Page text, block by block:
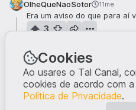
OlheQueNaoSotor 11me
Era um aviso do que para aí
3
Sinto-me mesmo mal
gente se riu e aplaudiu a
intervirem e ajudarem a
vergonha.
2
Cookies
Ao usares o Tal Canal,
cookies de acordo com a
Política de Privacidade.